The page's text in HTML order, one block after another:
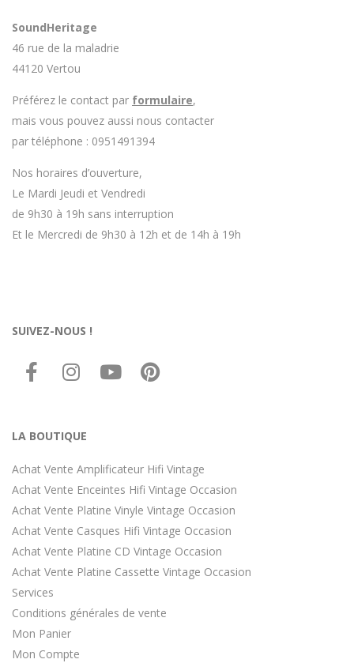
rendez le matériel.
SoundHeritage
46 rue de la maladrie
44120 Vertou
Préférez le contact par formulaire,
mais vous pouvez aussi nous contacter
par téléphone : 0951491394
Nos horaires d’ouverture,
Le Mardi Jeudi et Vendredi
de 9h30 à 19h sans interruption
Et le Mercredi de 9h30 à 12h et de 14h à 19h
SUIVEZ-NOUS !
LA BOUTIQUE
Achat Vente Amplificateur Hifi Vintage
Achat Vente Enceintes Hifi Vintage Occasion
Achat Vente Platine Vinyle Vintage Occasion
Achat Vente Casques Hifi Vintage Occasion
Achat Vente Platine CD Vintage Occasion
Achat Vente Platine Cassette Vintage Occasion
Services
Conditions générales de vente
Mon Panier
Mon Compte